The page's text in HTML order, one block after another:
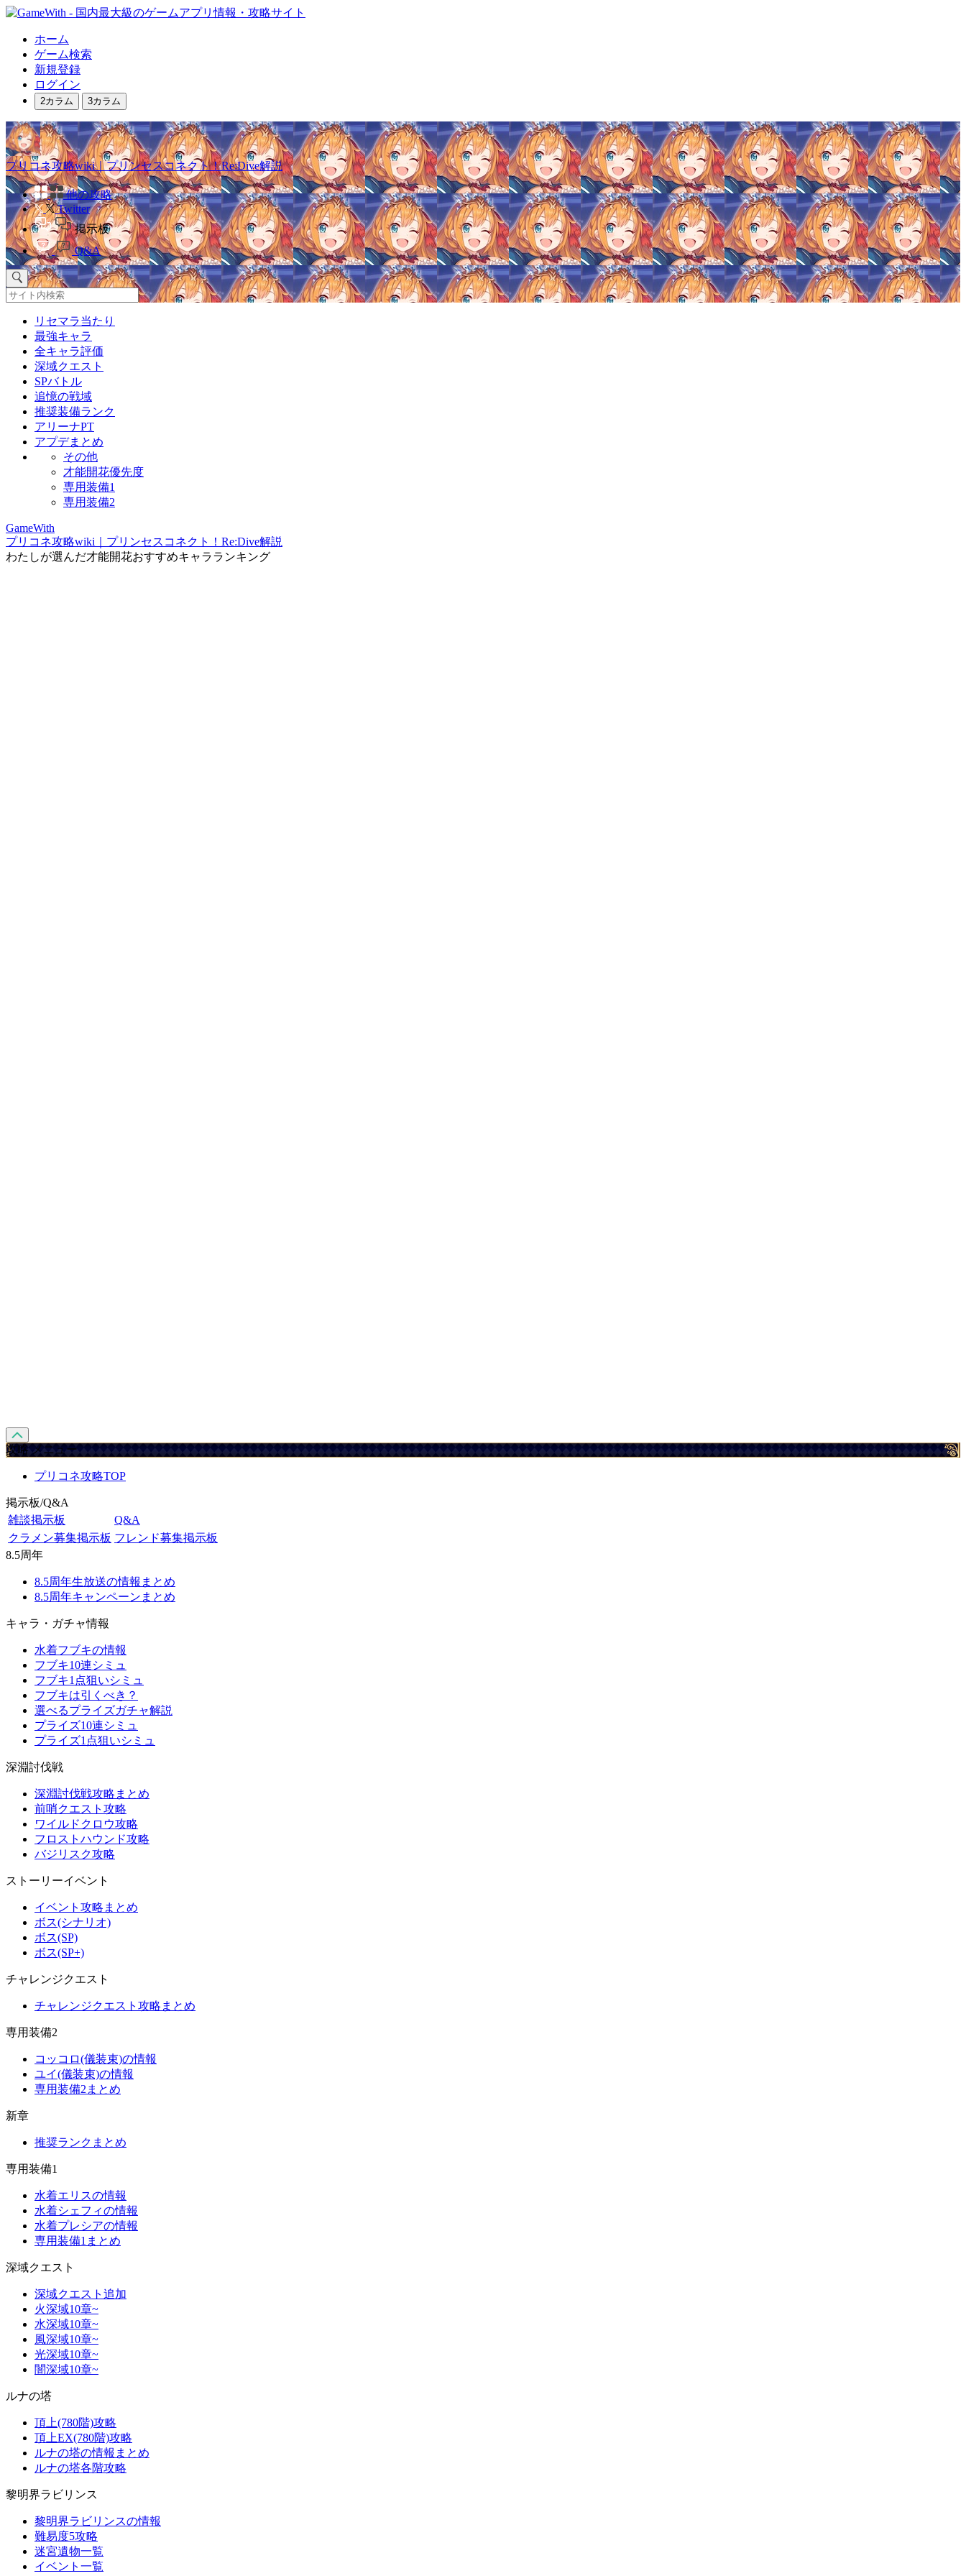
ホーム
ゲーム検索
新規登録
ログイン
2カラム 3カラム
プリコネ攻略wiki｜プリンセスコネクト！Re:Dive解説
他の攻略
Twitter
掲示板
Q&A
リセマラ当たり
最強キャラ
全キャラ評価
深域クエスト
SPバトル
追憶の戦域
推奨装備ランク
アリーナPT
アプデまとめ
その他
才能開花優先度
専用装備1
専用装備2
GameWith
プリコネ攻略wiki｜プリンセスコネクト！Re:Dive解説
わたしが選んだ才能開花おすすめキャラランキング
攻略 メニュー
プリコネ攻略TOP
掲示板/Q&A
雑談掲示板
Q&A
クラメン募集掲示板 フレンド募集掲示板
8.5周年
8.5周年生放送の情報まとめ
8.5周年キャンペーンまとめ
キャラ・ガチャ情報
水着フブキの情報
フブキ10連シミュ
フブキ1点狙いシミュ
フブキは引くべき？
選べるプライズガチャ解説
プライズ10連シミュ
プライズ1点狙いシミュ
深淵討伐戦
深淵討伐戦攻略まとめ
前哨クエスト攻略
ワイルドクロウ攻略
フロストハウンド攻略
バジリスク攻略
ストーリーイベント
イベント攻略まとめ
ボス(シナリオ)
ボス(SP)
ボス(SP+)
チャレンジクエスト
チャレンジクエスト攻略まとめ
専用装備2
コッコロ(儀装束)の情報
ユイ(儀装束)の情報
専用装備2まとめ
新章
推奨ランクまとめ
専用装備1
水着エリスの情報
水着シェフィの情報
水着プレシアの情報
専用装備1まとめ
深域クエスト
深域クエスト追加
火深域10章~
水深域10章~
風深域10章~
光深域10章~
闇深域10章~
ルナの塔
頂上(780階)攻略
頂上EX(780階)攻略
ルナの塔の情報まとめ
ルナの塔各階攻略
黎明界ラビリンス
黎明界ラビリンスの情報
難易度5攻略
迷宮遺物一覧
イベント一覧